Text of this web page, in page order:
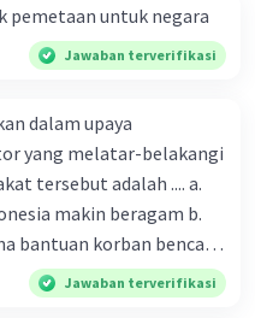
pemetaan untuk negara
Jawaban terverifikasi
dalam upaya
yang melatar-belakangi
tersebut adalah .... a.
makin beragam b.
bantuan korban bencana
kebencanaan
d. masyarakat
Jawaban terverifikasi